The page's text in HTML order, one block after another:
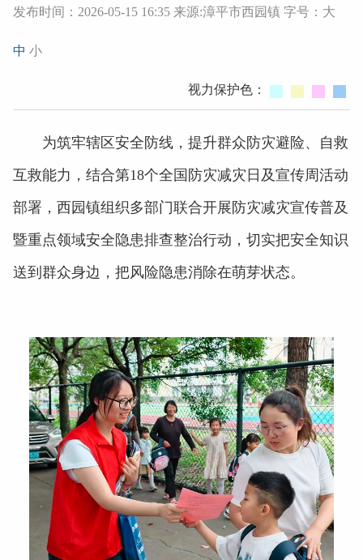
发布时间：2026-05-15 16:35 来源:漳平市西园镇 字号： 大
中 小
视力保护色：
为筑牢辖区安全防线，提升群众防灾避险、自救
互救能力，结合第18个全国防灾减灾日及宣传周活动
部署，西园镇组织多部门联合开展防灾减灾宣传普及
暨重点领域安全隐患排查整治行动，切实把安全知识
送到群众身边，把风险隐患消除在萌芽状态。